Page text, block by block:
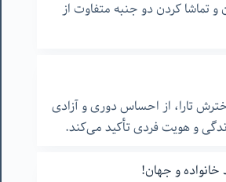
تماشا کردن دو جنبه متفاوت از
تارا، از احساس دوری و آزادی
و هویت فردی تأکید می‌کند.
و جهان!